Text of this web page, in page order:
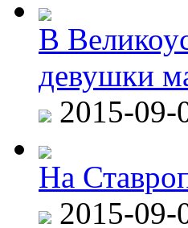
В
девушки
2015-09-
На
2015-09-